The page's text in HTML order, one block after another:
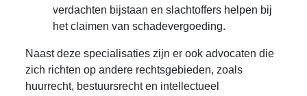
verdachten bijstaan en slachtoffers helpen bij
het claimen van schadevergoeding.
Naast deze specialisaties zijn er ook advocaten die
zich richten op andere rechtsgebieden, zoals
huurrecht, bestuursrecht en intellectueel